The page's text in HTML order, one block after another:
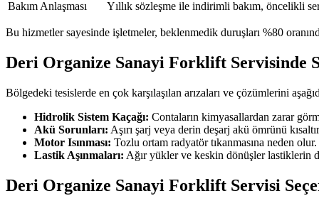
Bakım Anlaşması
Yıllık sözleşme ile indirimli bakım, öncelikli
Bu hizmetler sayesinde işletmeler, beklenmedik duruşları %80
Deri Organize Sanayi Forklift Servisinde
Bölgedeki tesislerde en çok karşılaşılan arızaları ve çözümlerini
Hidrolik Sistem Kaçağı: Contaların kimyasallardan zarar
Akü Sorunları: Aşırı şarj veya derin deşarj akü ömrünü
Motor Isınması: Tozlu ortam radyatör tıkanmasına neden
Lastik Aşınmaları: Ağır yükler ve keskin dönüşler lastiklerin
Deri Organize Sanayi Forklift Servisi